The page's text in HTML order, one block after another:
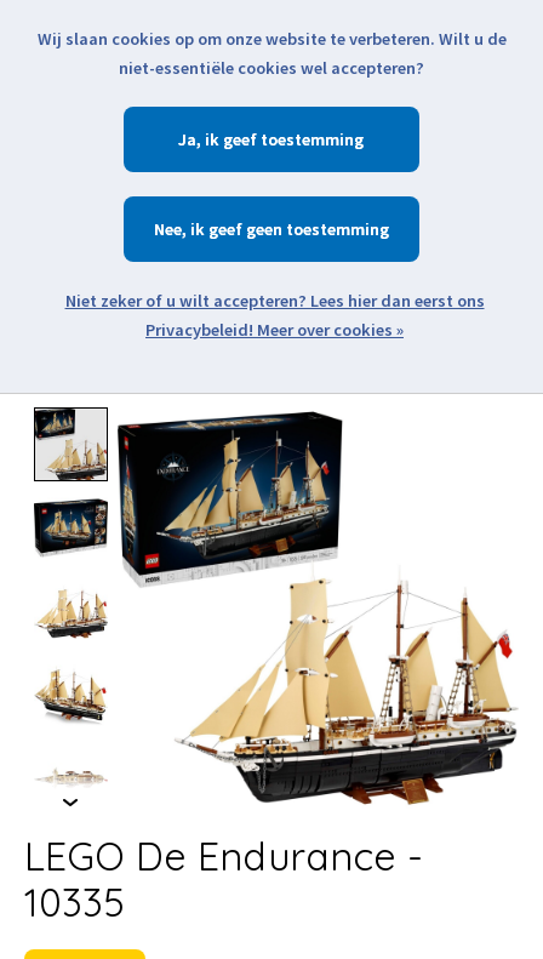
Klik voor actuele verzendinformatie...
Verlanglijst
Zoeken
Open webshop menu
Product image slideshow Items
LEGO De Endurance -
10335
Wij slaan cookies op om onze website te verbeteren. Wilt u de
niet-essentiële cookies wel accepteren?
Ja
Nee
Meer over cookies »